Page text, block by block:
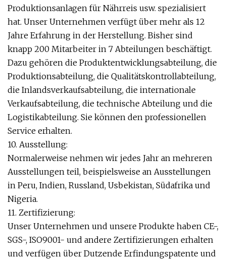
Produktionsanlagen für Nährreis usw. spezialisiert
hat. Unser Unternehmen verfügt über mehr als 12
Jahre Erfahrung in der Herstellung. Bisher sind
knapp 200 Mitarbeiter in 7 Abteilungen beschäftigt.
Dazu gehören die Produktentwicklungsabteilung, die
Produktionsabteilung, die Qualitätskontrollabteilung,
die Inlandsverkaufsabteilung, die internationale
Verkaufsabteilung, die technische Abteilung und die
Logistikabteilung. Sie können den professionellen
Service erhalten.
10. Ausstellung:
Normalerweise nehmen wir jedes Jahr an mehreren
Ausstellungen teil, beispielsweise an Ausstellungen
in Peru, Indien, Russland, Usbekistan, Südafrika und
Nigeria.
11. Zertifizierung:
Unser Unternehmen und unsere Produkte haben CE-,
SGS-, ISO9001- und andere Zertifizierungen erhalten
und verfügen über Dutzende Erfindungspatente und